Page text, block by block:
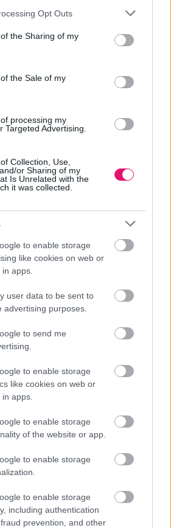
app uses one or more Google
or usage behaviour. You may click to
to Google and its third-party tags to
specified purposes in below Google
Opt Outs
the Sharing of my
the Sale of my
processing my
Targeted Advertising.
Collection, Use,
or Sharing of my
Is Unrelated with the
it was collected.
to enable storage
like cookies on web or
apps.
user data to be sent to
advertising purposes.
to send me
to enable storage
like cookies on web or
apps.
to enable storage
of the website or app.
to enable storage
to enable storage
including authentication
prevention, and other
a Porsche Lifestyle élére
1-jei hatállyal foglalja el a Porsche
vezérigazgatói és ügyvezető elnöki székét.
új elnökségi tagnak és
július 17-én rendkívüli közgyűlést tartott
Szántó Balázs utódját a poszton.